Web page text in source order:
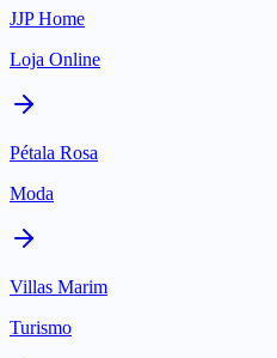
JJP Home
Loja Online
Pétala Rosa
Moda
Villas Marim
Turismo